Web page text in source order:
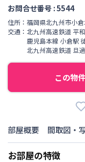
お問合せ番号 :5544
住所： 福岡県北九州市小
交通： 北九州高速鉄道 平
鹿児島本線 小倉駅
北九州高速鉄道 旦
この物
部屋概要 間取図・
お部屋の特徴